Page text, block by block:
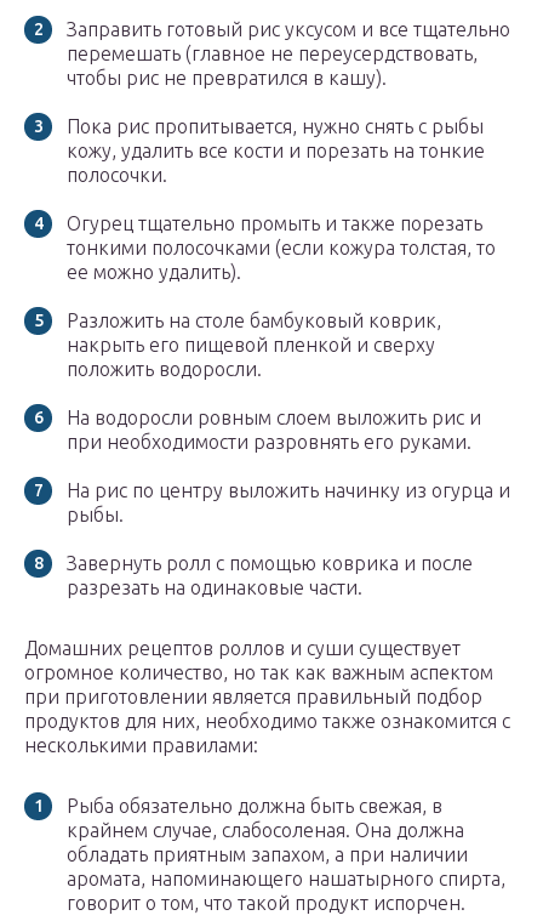
Заправить готовый рис уксусом и все тщательно
перемешать (главное не переусердствовать,
чтобы рис не превратился в кашу).
Пока рис пропитывается, нужно снять с рыбы
кожу, удалить все кости и порезать на тонкие
полосочки.
Огурец тщательно промыть и также порезать
тонкими полосочками (если кожура толстая, то
ее можно удалить).
Разложить на столе бамбуковый коврик,
накрыть его пищевой пленкой и сверху
положить водоросли.
На водоросли ровным слоем выложить рис и
при необходимости разровнять его руками.
На рис по центру выложить начинку из огурца и
рыбы.
Завернуть ролл с помощью коврика и после
разрезать на одинаковые части.
Домашних рецептов роллов и суши существует
огромное количество, но так как важным аспектом
при приготовлении является правильный подбор
продуктов для них, необходимо также ознакомится с
несколькими правилами:
Рыба обязательно должна быть свежая, в
крайнем случае, слабосоленая. Она должна
обладать приятным запахом, а при наличии
аромата, напоминающего нашатырного спирта,
говорит о том, что такой продукт испорчен.